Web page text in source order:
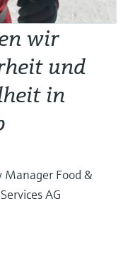
wir
und
in
Manager Food &
AG